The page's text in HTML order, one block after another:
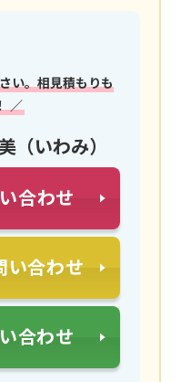
い。相見積もりも
／
（いわみ）
合わせ
い合わせ
合わせ